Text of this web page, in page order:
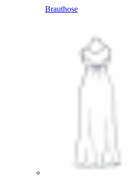
Brauthose